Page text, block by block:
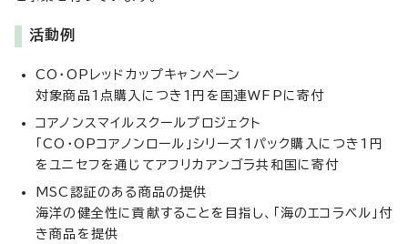
活動例
CO・OPレッドカップキャンペーン
対象商品1点購入につき1円を国連WFPに寄付
コアノンスマイルスクールプロジェクト
「CO・OPコアノンロール」シリーズ1パック購入につき1円
をユニセフを通じてアフリカアンゴラ共和国に寄付
MSC認証のある商品の提供
海洋の健全性に貢献することを目指し、「海のエコラベル」付
き商品を提供